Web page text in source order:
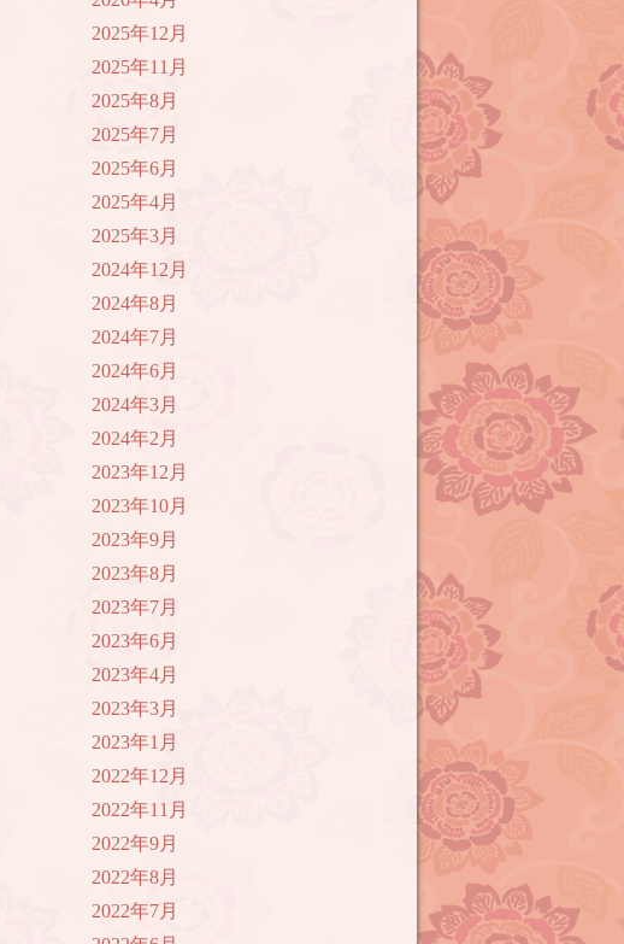
2025年12月
2025年11月
2025年8月
2025年7月
2025年6月
2025年4月
2025年3月
2024年12月
2024年8月
2024年7月
2024年6月
2024年3月
2024年2月
2023年12月
2023年10月
2023年9月
2023年8月
2023年7月
2023年6月
2023年4月
2023年3月
2023年1月
2022年12月
2022年11月
2022年9月
2022年8月
2022年7月